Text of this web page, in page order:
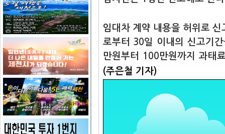
임대차 계약 내용을 허위로
로부터 30일 이내의 신고기
만원부터 100만원까지 과태
(주은철 기자)